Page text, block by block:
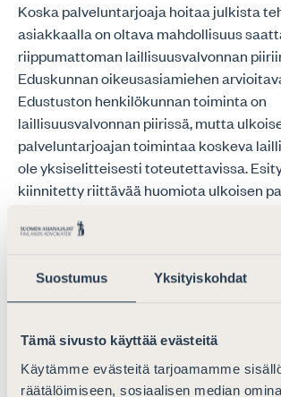
Suostumus Yksityiskohdat
Tämä sivusto käyttää evästeitä
Käytämme evästeitä tarjoamamme
räätälöimiseen, sosiaalisen median
Koska palveluntarjoaja hoitaa julkista
asiakkaalla on oltava mahdollisuus
riippumattoman laillisuusvalvonnan
Eduskunnan oikeusasiamiehen
Edustuston henkilökunnan toiminta on
laillisuusvalvonnan piirissä, mutta
palveluntarjoajan toimintaa koskeva
ole yksiselitteisesti toteutettavissa.
kiinnitetty riittävää huomiota ulkoisen
varmistettava, että asiakkaat ovat
käytännössä toteuttaa.
muutoksenhakua koskevat säännökset
asianmukaiset. Koska palveluita
kiinnitettävä huomiota siihen, että